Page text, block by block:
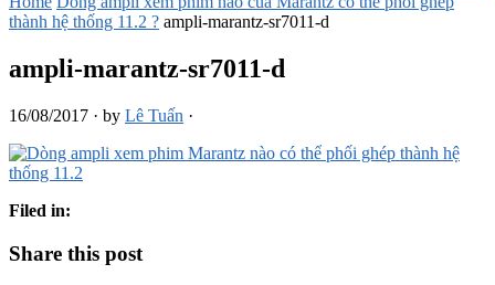
thành hệ thống 11.2 ? ampli-marantz-sr7011-d
ampli-marantz-sr7011-d
16/08/2017 · by Lê Tuấn ·
Filed in:
Share this post